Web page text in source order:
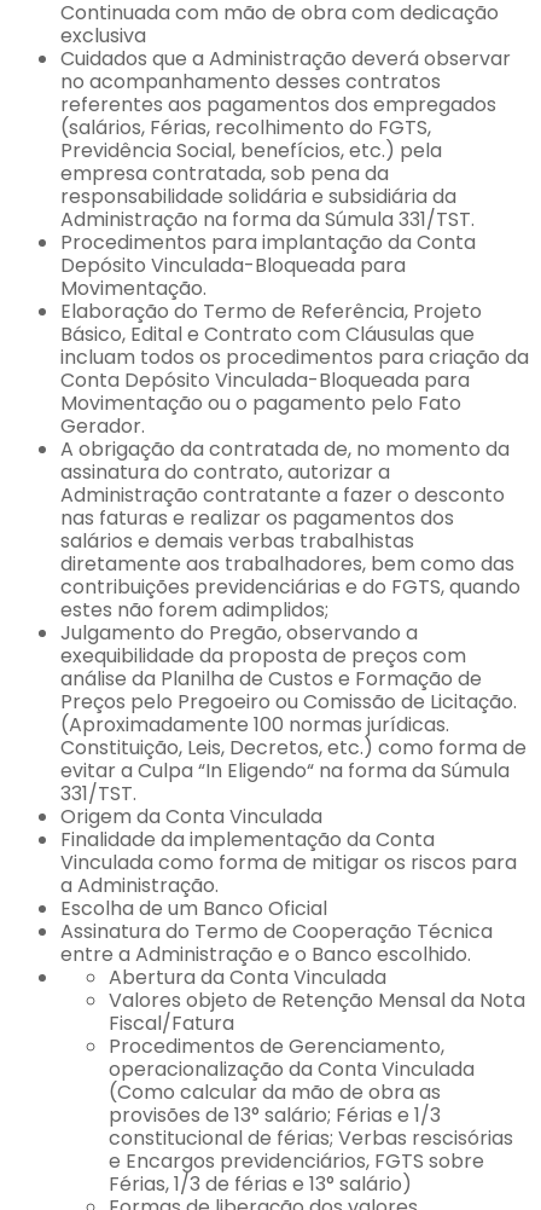
Continuada com mão de obra com dedicação
exclusiva
Cuidados que a Administração deverá observar
no acompanhamento desses contratos
referentes aos pagamentos dos empregados
(salários, Férias, recolhimento do FGTS,
Previdência Social, benefícios, etc.) pela
empresa contratada, sob pena da
responsabilidade solidária e subsidiária da
Administração na forma da Súmula 331/TST.
Procedimentos para implantação da Conta
Depósito Vinculada-Bloqueada para
Movimentação.
Elaboração do Termo de Referência, Projeto
Básico, Edital e Contrato com Cláusulas que
incluam todos os procedimentos para criação da
Conta Depósito Vinculada-Bloqueada para
Movimentação ou o pagamento pelo Fato
Gerador.
A obrigação da contratada de, no momento da
assinatura do contrato, autorizar a
Administração contratante a fazer o desconto
nas faturas e realizar os pagamentos dos
salários e demais verbas trabalhistas
diretamente aos trabalhadores, bem como das
contribuições previdenciárias e do FGTS, quando
estes não forem adimplidos;
Julgamento do Pregão, observando a
exequibilidade da proposta de preços com
análise da Planilha de Custos e Formação de
Preços pelo Pregoeiro ou Comissão de Licitação.
(Aproximadamente 100 normas jurídicas.
Constituição, Leis, Decretos, etc.) como forma de
evitar a Culpa “In Eligendo“ na forma da Súmula
331/TST.
Origem da Conta Vinculada
Finalidade da implementação da Conta
Vinculada como forma de mitigar os riscos para
a Administração.
Escolha de um Banco Oficial
Assinatura do Termo de Cooperação Técnica
entre a Administração e o Banco escolhido.
Abertura da Conta Vinculada
Valores objeto de Retenção Mensal da Nota
Fiscal/Fatura
Procedimentos de Gerenciamento,
operacionalização da Conta Vinculada
(Como calcular da mão de obra as
provisões de 13° salário; Férias e 1/3
constitucional de férias; Verbas rescisórias
e Encargos previdenciários, FGTS sobre
Férias, 1/3 de férias e 13° salário)